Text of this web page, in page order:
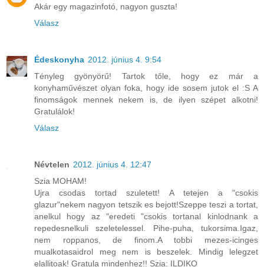
Akár egy magazinfotó, nagyon guszta!
Válasz
Édeskonyha 2012. június 4. 9:54
Tényleg gyönyörű! Tartok tőle, hogy ez már a
konyhaművészet olyan foka, hogy ide sosem jutok el :S A
finomságok mennek nekem is, de ilyen szépet alkotni!
Gratulálok!
Válasz
Névtelen 2012. június 4. 12:47
Szia MOHAM!
Ujra csodas tortad szuletett! A tetejen a "csokis
glazur"nekem nagyon tetszik es bejott!Szeppe teszi a tortat,
anelkul hogy az "eredeti "csokis tortanal kinlodnank a
repedesnelkuli szeletelessel. Pihe-puha, tukorsima.Igaz,
nem roppanos, de finom.A tobbi mezes-icinges
mualkotasaidrol meg nem is beszelek. Mindig lelegzet
elallitoak! Gratula mindenhez!! Szia: ILDIKO